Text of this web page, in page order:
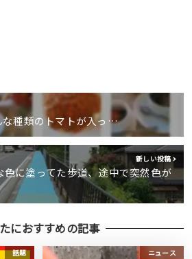
な種類のトマトが入っ…
新しい投稿
色に塗ってた歩道、途中で突然色が
におすすめの記事
話題 ニュース